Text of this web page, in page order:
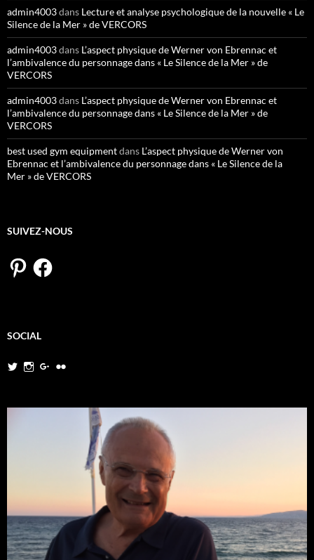
admin4003dans Lecture et analyse psychologique de la nouvelle « Le
Silence de la Mer » de VERCORS
admin4003dans L’aspect physique de Werner von Ebrennac et
l’ambivalence du personnage dans « Le Silence de la Mer » de
VERCORS
admin4003dans L’aspect physique de Werner von Ebrennac et
l’ambivalence du personnage dans « Le Silence de la Mer » de
VERCORS
best used gym equipmentdans L’aspect physique de Werner von
Ebrennac et l’ambivalence du personnage dans « Le Silence de la
Mer » de VERCORS
SUIVEZ-NOUS
PinterestFacebook
SOCIAL
TwitterInstagram
Google+